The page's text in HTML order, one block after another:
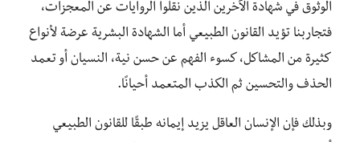
الوثوق في شهادة الآخرين الذين نقلوا الروايات عن المعجزات،
فتجاربنا تؤيد القانون الطبيعي أما الشهادة البشرية عرضة لأنواع
كثيرة من المشاكل، كسوء الفهم عن حسن نية، النسيان أو تعمد
الحذف والتحسين ثم الكذب المتعمد أحيانًا.
وبذلك فإن الإنسان العاقل يزيد إيمانه طبقًا للقانون الطبيعي